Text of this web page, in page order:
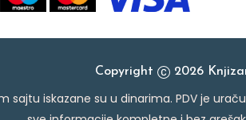
Copyright 2026
sajtu iskazane su u dinarima. PDV je